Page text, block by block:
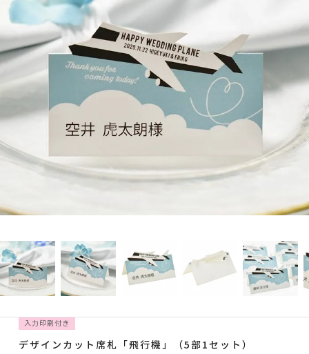
入力印刷付き
デザインカット席札「飛行機」（5部1セット）